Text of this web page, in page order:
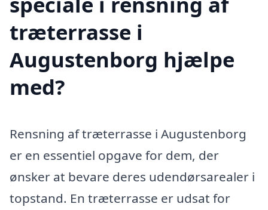
træterrasse i
Augustenborg hjælpe
med?
Rensning af træterrasse i Augustenborg
er en essentiel opgave for dem, der
ønsker at bevare deres udendørsarealer i
topstand. En træterrasse er udsat for